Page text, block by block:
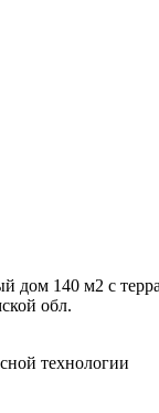
дом 140 м2 с
обл.
технологии